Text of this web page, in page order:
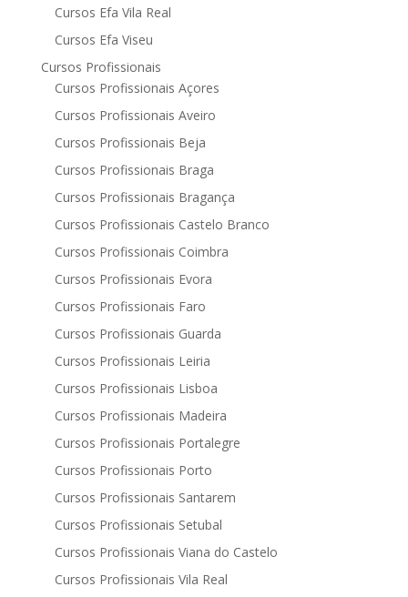
Cursos Efa Vila Real
Cursos Efa Viseu
Cursos Profissionais
Cursos Profissionais Açores
Cursos Profissionais Aveiro
Cursos Profissionais Beja
Cursos Profissionais Braga
Cursos Profissionais Bragança
Cursos Profissionais Castelo Branco
Cursos Profissionais Coimbra
Cursos Profissionais Evora
Cursos Profissionais Faro
Cursos Profissionais Guarda
Cursos Profissionais Leiria
Cursos Profissionais Lisboa
Cursos Profissionais Madeira
Cursos Profissionais Portalegre
Cursos Profissionais Porto
Cursos Profissionais Santarem
Cursos Profissionais Setubal
Cursos Profissionais Viana do Castelo
Cursos Profissionais Vila Real